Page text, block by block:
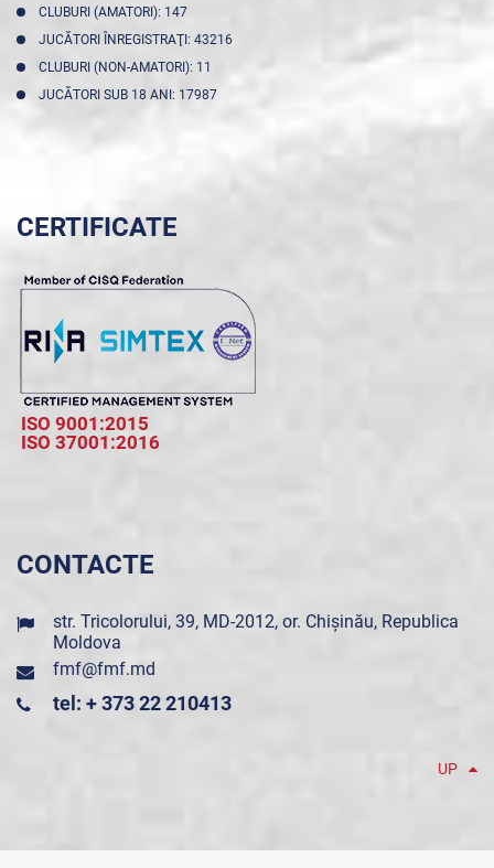
CLUBURI (AMATORI): 147
JUCĂTORI ÎNREGISTRAŢI: 43216
CLUBURI (NON-AMATORI): 11
JUCĂTORI SUB 18 ANI: 17987
CERTIFICATE
ISO 9001:2015
ISO 37001:2016
CONTACTE
str. Tricolorului, 39, MD-2012, or. Chișinău, Republica
Moldova
fmf@fmf.md
tel: + 373 22 210413
UP